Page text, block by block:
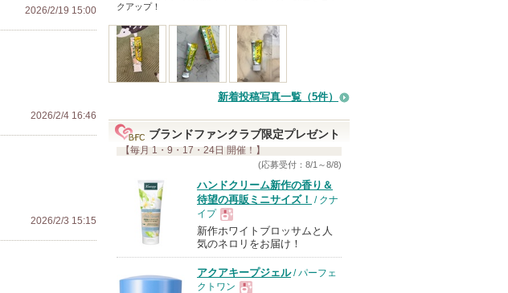
2026/2/19 15:00
2026/2/4 16:46
2026/2/3 15:15
クアップ！
新着投稿写真一覧（5件）
ブランドファンクラブ限定プレゼント
【毎月 1・9・17・24日 開催！】
(応募受付：8/1～8/8)
ハンドクリーム新作の香り＆
待望の再販ミニサイズ！ / クナ
イプ
現
品
新作ホワイトブロッサムと人
気のネロリをお届け！
アクアキープジェル/ パーフェ
クトワン